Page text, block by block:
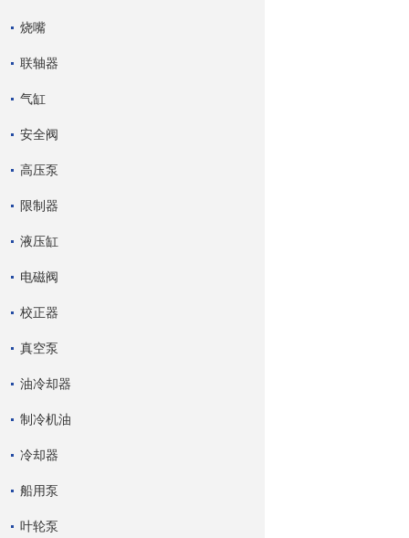
烧嘴
联轴器
气缸
安全阀
高压泵
限制器
液压缸
电磁阀
校正器
真空泵
油冷却器
制冷机油
冷却器
船用泵
叶轮泵